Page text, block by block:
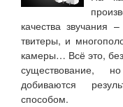
качества звучания
твитеры, и
камеры… Всё это,
существование,
добиваются
способом.